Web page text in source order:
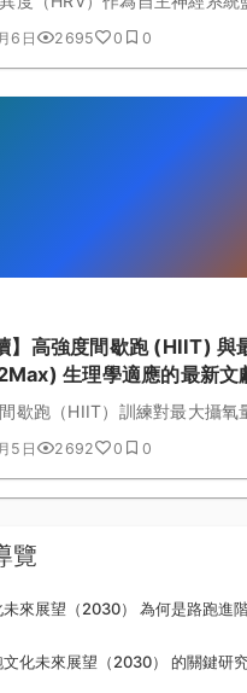
何用於過度訓練防範，並提供
建議。
6日 2695 0 0
】高強度間歇跑 (HIIT) 與
生理學適應的最新文
研文獻編譯與導讀報告 (第
歇跑（HIIT）訓練對最大攝氧
的生理學適應機制，提供間歇
建議。
5日 2692 0 0
覽